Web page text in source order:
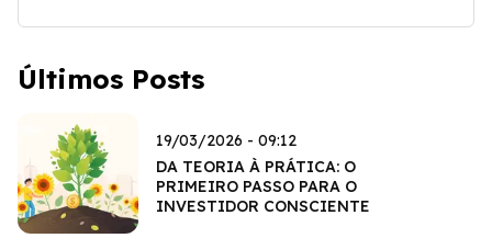
Últimos Posts
19/03/2026 - 09:12
DA TEORIA À PRÁTICA: O
PRIMEIRO PASSO PARA O
INVESTIDOR CONSCIENTE